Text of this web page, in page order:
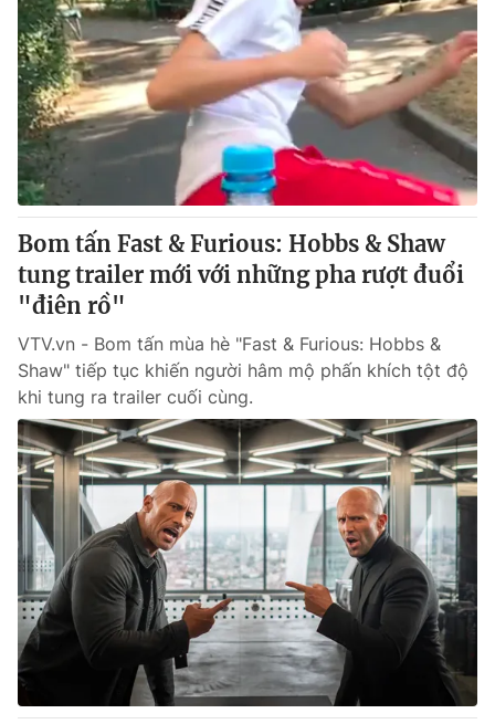
Bom tấn Fast & Furious: Hobbs & Shaw
tung trailer mới với những pha rượt đuổi
"điên rồ"
VTV.vn - Bom tấn mùa hè "Fast & Furious: Hobbs &
Shaw" tiếp tục khiến người hâm mộ phấn khích tột độ
khi tung ra trailer cuối cùng.